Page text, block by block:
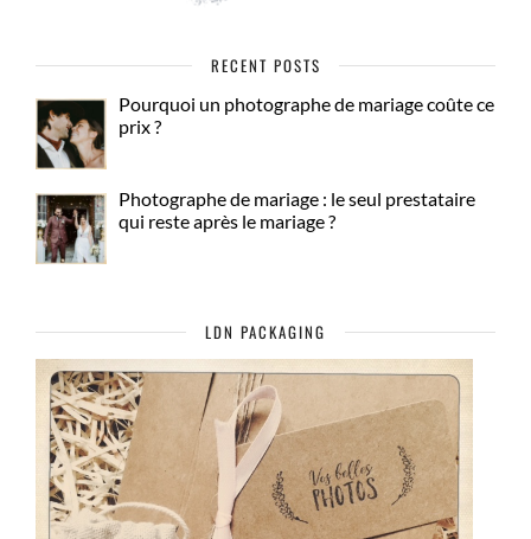
RECENT POSTS
Pourquoi un photographe de mariage coûte ce
prix ?
Photographe de mariage : le seul prestataire
qui reste après le mariage ?
LDN PACKAGING